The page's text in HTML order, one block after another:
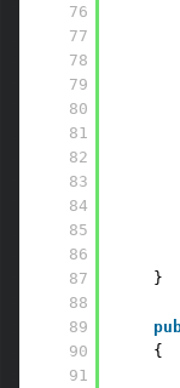
76
77
78
79
80
81
82
83
84
85
86
87
88
89
90
91
}
{